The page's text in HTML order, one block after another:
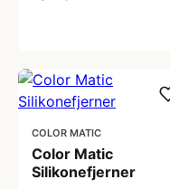
COLOR MATIC
Color Matic
Silikonefjerner